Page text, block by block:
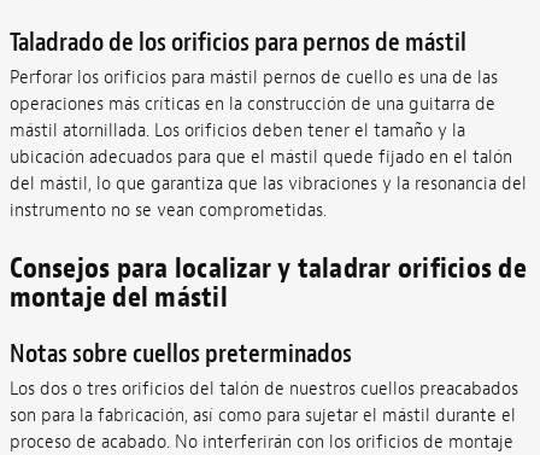
Taladrado de los orificios para pernos de mástil
Perforar los orificios para mástil pernos de cuello es una de las
operaciones más críticas en la construcción de una guitarra de
mástil atornillada. Los orificios deben tener el tamaño y la
ubicación adecuados para que el mástil quede fijado en el talón
del mástil, lo que garantiza que las vibraciones y la resonancia del
instrumento no se vean comprometidas.
Consejos para localizar y taladrar orificios de
montaje del mástil
Notas sobre cuellos preterminados
Los dos o tres orificios del talón de nuestros cuellos preacabados
son para la fabricación, así como para sujetar el mástil durante el
proceso de acabado. No interferirán con los orificios de montaje